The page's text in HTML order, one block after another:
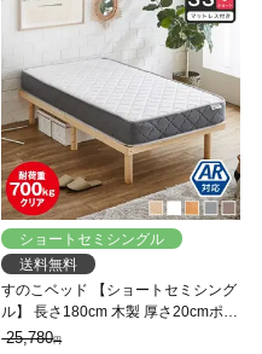
ショートセミシングル
送料無料
すのこベッド 【ショートセミシング
ル】 長さ180cm 木製 厚さ20cmポケ
ットコイルマットレスセット 耐荷重
25,780円